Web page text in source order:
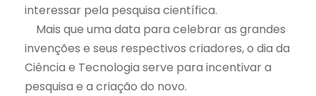
interessar pela pesquisa científica.
Mais que uma data para celebrar as grandes
invenções e seus respectivos criadores, o dia da
Ciência e Tecnologia serve para incentivar a
pesquisa e a criação do novo.